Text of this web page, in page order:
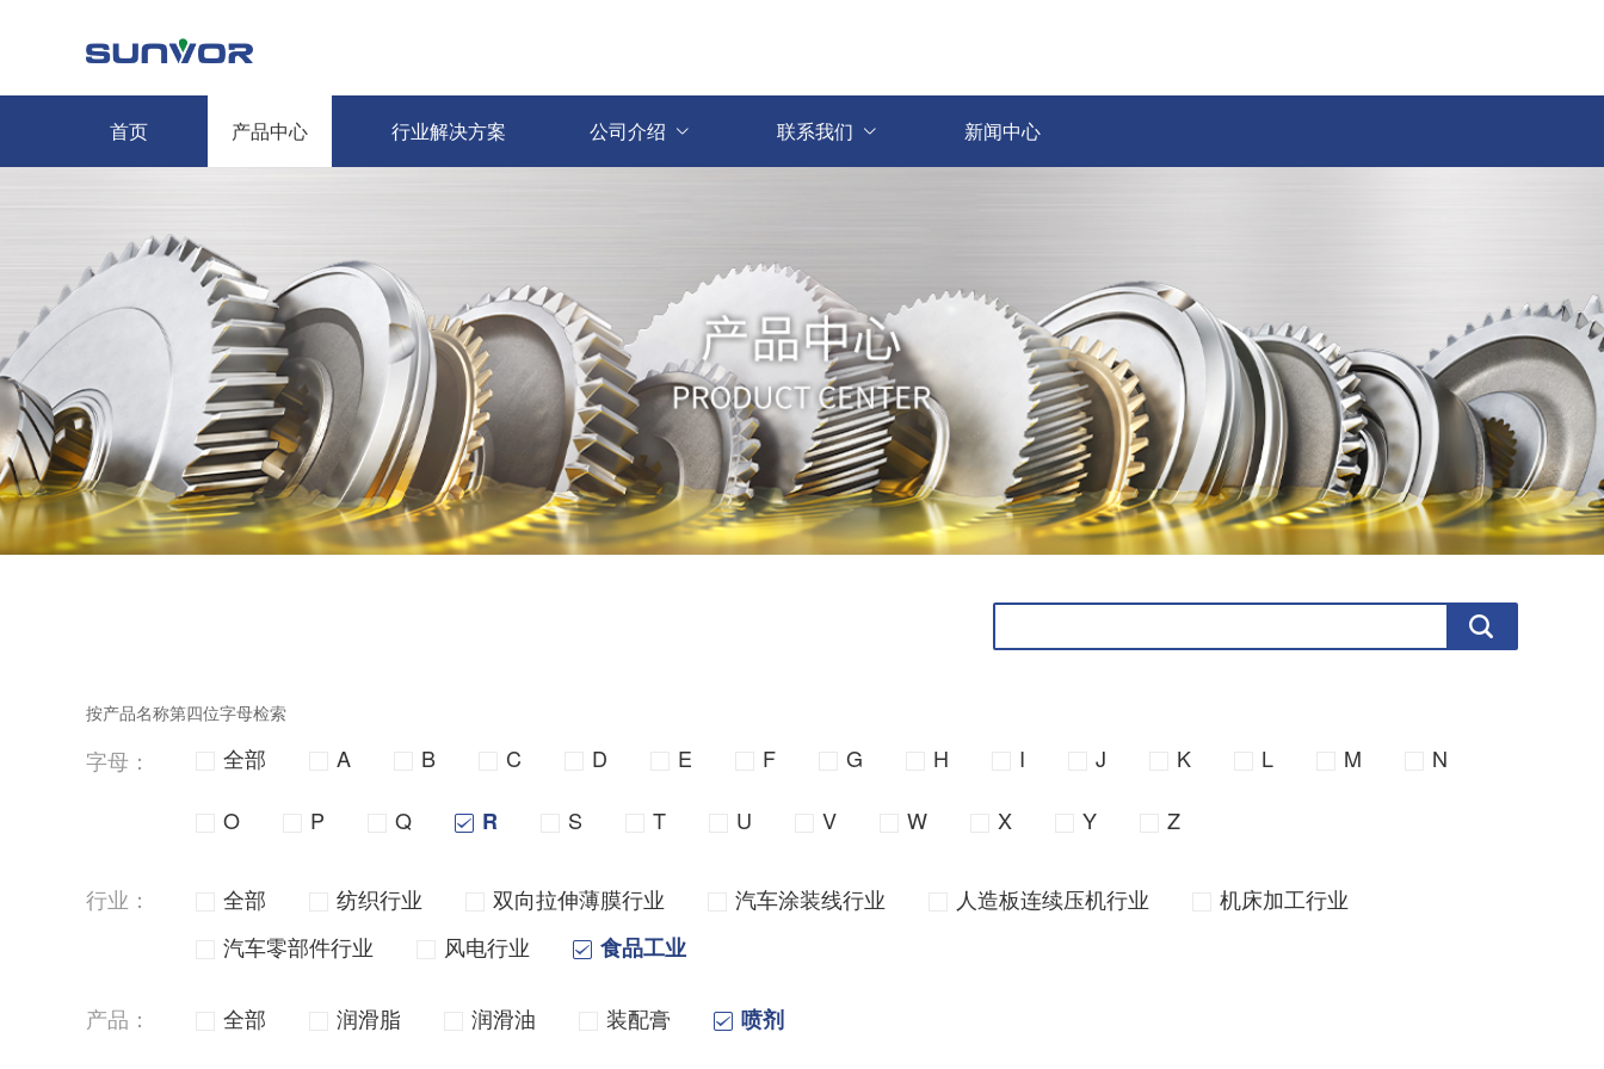
首页 产品中心 行业解决方案 公司介绍  联系我们  新闻中心
按产品名称第四位字母检索
字母： 全部 A B C D E F G H I J K L M
N
O
P Q R S T U V W X Y Z
行业： 全部 纺织行业 双向拉伸薄膜行业 汽车涂装线行业 人造板连续压机行业
机床加工行业
汽车零部件行业
风电行业 食品工业
产品： 全部 润滑脂 润滑油 装配膏 喷剂